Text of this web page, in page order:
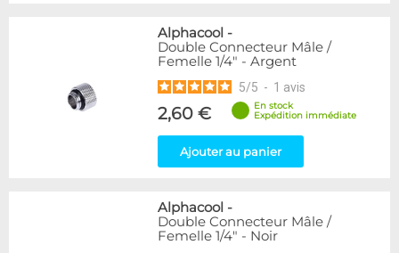
Alphacool -
Double Connecteur Mâle /
Femelle 1/4" - Argent
5/5 - 1 avis
2,60 €
En stock
Expédition immédiate
Ajouter au panier
Alphacool -
Double Connecteur Mâle /
Femelle 1/4" - Noir